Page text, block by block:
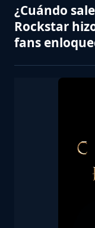
¿Cuándo
Rockstar
fans